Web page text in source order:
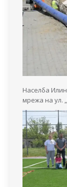
Населба
мрежа на ул.